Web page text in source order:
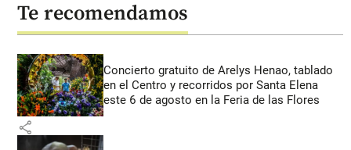
Te recomendamos
Concierto gratuito de Arelys Henao, tablado
en el Centro y recorridos por Santa Elena
este 6 de agosto en la Feria de las Flores
share